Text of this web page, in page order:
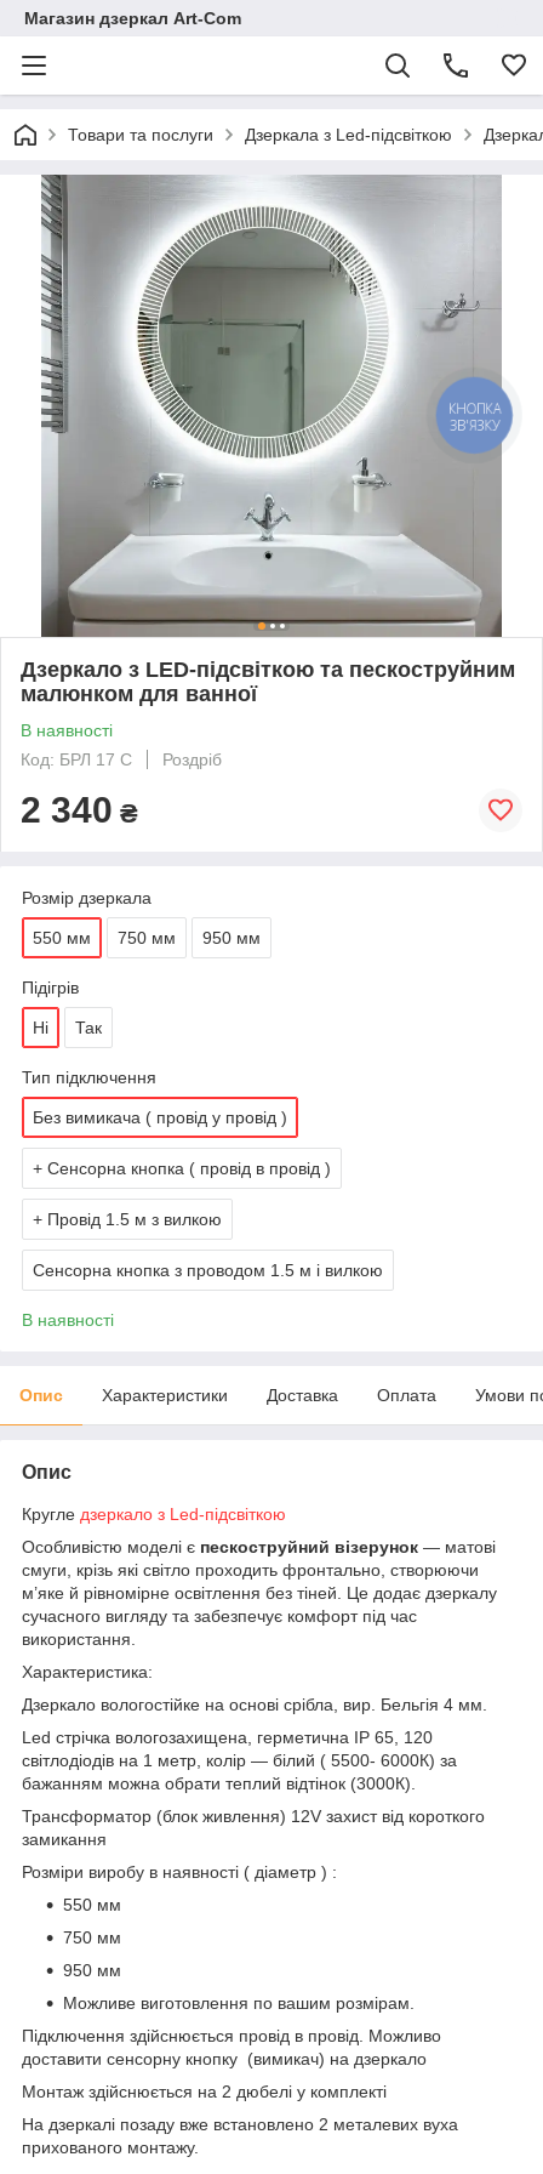
Магазин дзеркал Art-Com
Товари та послуги Дзеркала з Led-підсвіткою
Дзеркало з LED-підсвіткою та пескоструйним
малюнком для ванної
В наявності
Код: БРЛ 17 С
Роздріб
2 340 ₴
Розмір дзеркала
550 мм 750 мм 950 мм
Підігрів
Ні Так
Тип підключення
Без вимикача ( провід у провід )
+ Сенсорна кнопка ( провід в провід )
+ Провід 1.5 м з вилкою
Сенсорна кнопка з проводом 1.5 м і вилкою
В наявності
Опис Характеристики Доставка Оплата Умови
Опис
Кругле дзеркало з Led-підсвіткою
Особливістю моделі є пескоструйний візерунок — матові
смуги, крізь які світло проходить фронтально, створюючи
м’яке й рівномірне освітлення без тіней. Це додає дзеркалу
сучасного вигляду та забезпечує комфорт під час
використання.
Характеристика:
Дзеркало вологостійке на основі срібла, вир. Бельгія 4 мм.
Led стрічка вологозахищена, герметична IP 65, 120
світлодіодів на 1 метр, колір — білий ( 5500- 6000К) за
бажанням можна обрати теплий відтінок (3000К).
Трансформатор (блок живлення) 12V захист від короткого
замикання
Розміри виробу в наявності ( діаметр ) :
550 мм
750 мм
950 мм
Можливе виготовлення по вашим розмірам.
Підключення здійснюється провід в провід. Можливо
доставити сенсорну кнопку (вимикач) на дзеркало
Монтаж здійснюється на 2 дюбелі у комплекті
На дзеркалі позаду вже встановлено 2 металевих вуха
прихованого монтажу.
КНОПКА
ЗВ'ЯЗКУ